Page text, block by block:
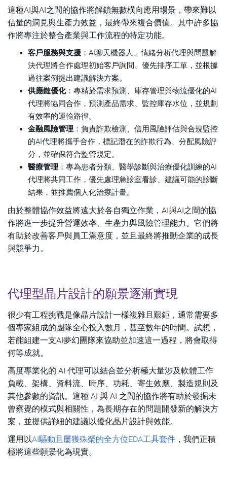
這種AI與AI之間的協作將解鎖無數橫向應用場景，帶來難以
估量的洞見與生產力效益，最終帶來複合價值。其中許多協
作將專注於整合產業與工作流程的特定功能。
客戶服務與支援 ：AI聊天機器人、情緒分析代理與問題解
決代理將合作處理初始客戶詢問、優先排序工單，並根據
過往案例提出建議解決方案。
供應鏈優化：專精於需求預測、庫存管理與物流優化的AI
代理將協同合作，預測產品需求、監控庫存水位，並規劃
有效率的運輸路徑。
金融風險管理 ：負責詐欺檢測、信用風險評估與合規監控
的AI代理將攜手合作，標記潛在的詐欺行為、分配風險評
分，並確保符合監管規定。
醫療管理 ：專為患者分類、醫學診斷與治療優化訓練的AI
代理將共同工作，優先處理急診室看診、建議可能的診斷
結果，並推薦個人化治療計畫。
由於整體協作效益將遠大於各自獨立作業，AI與AI之間的協
作將進一步提升營運效率、生產力與風險管理能力。它們將
有助於改善客戶與員工滿意度，並且最終將推動企業的成長
與競爭力。
代理型晶片設計的願景逐漸實現
很少有工程挑戰是像晶片設計一樣複雜且艱鉅，通常需要多
個專家組成的團隊全心投入數月，甚至數年的時間。試想，
若能組建一支AI夢幻團隊來協助並加速這一過程，將會取得
何等成就。
高度專業化的 AI 代理可以結合並分析極大量涉及軟體工作
負載、架構、資料流、時序、功耗、寄生效應、製造規則及
其他參數的資訊。這種 AI 與 AI 之間的協作將有助於發掘未
曾察覺的模式與相關性，為長期存在的問題開發新的解決方
案，並提供詳細的建議以優化晶片設計與效能。
運用以AI驅動且屢獲殊榮的全方位EDA工具套件 ，我們正積
極將這些願景化為現實。